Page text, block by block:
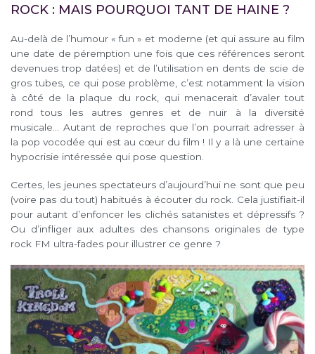
ROCK : MAIS POURQUOI TANT DE HAINE ?
Au-delà de l’humour « fun » et moderne (et qui assure au film
une date de péremption une fois que ces références seront
devenues trop datées) et de l’utilisation en dents de scie de
gros tubes, ce qui pose problème, c’est notamment la vision
à côté de la plaque du rock, qui menacerait d’avaler tout
rond tous les autres genres et de nuir à la diversité
musicale… Autant de reproches que l’on pourrait adresser à
la pop vocodée qui est au cœur du film ! Il y a là une certaine
hypocrisie intéressée qui pose question.
Certes, les jeunes spectateurs d’aujourd’hui ne sont que peu
(voire pas du tout) habitués à écouter du rock. Cela justifiait-il
pour autant d’enfoncer les clichés satanistes et dépressifs ?
Ou d’infliger aux adultes des chansons originales de type
rock FM ultra-fades pour illustrer ce genre ?